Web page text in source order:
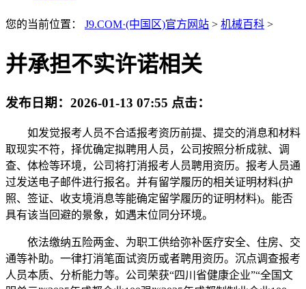
您的当前位置： J9.COM·(中国区)官方网站 > 机械百科 >
并承担不实许诺相关
发布日期： 2026-01-13 07:55 点击：
如发觉报考人员不合适报考资历前提、提交的消息和材料
取现实不符，择优确定拟聘用人员，公司按照分析成就、调
查、体检等环境，公司将打消报考人员聘用资历。报考人员通
过发送电子邮件进行报名。并有留学履历的相关证明材料(护
照、签证、收支境消息等能确定留学履历的证明材料)。能否
具有该当回避的景象，如遇末位同分环境。
依法缴纳五险两金、为职工供给弥补医疗安全、住房、交
通等补助。一律打消笔面试资历或者聘用资历。沉点调查报考
人员本质、分析能力等。公司荣获“四川省健康企业”“全国文